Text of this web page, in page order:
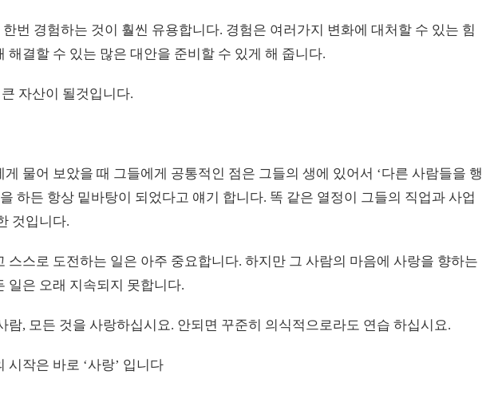
번 경험하는 것이 훨씬 유용합니다. 경험은 여러가지 변화에 대처할 수 있는 힘
해결할 수 있는 많은 대안을 준비할 수 있게 해 줍니다.
자산이 될것입니다.
물어 보았을 때 그들에게 공통적인 점은 그들의 생에 있어서 ‘다른 사람들을 행
하든 항상 밑바탕이 되었다고 얘기 합니다. 똑 같은 열정이 그들의 직업과 사업
것입니다.
스스로 도전하는 일은 아주 중요합니다. 하지만 그 사람의 마음에 사랑을 향하는
일은 오래 지속되지 못합니다.
람, 모든 것을 사랑하십시요. 안되면 꾸준히 의식적으로라도 연습 하십시요.
시작은 바로 ‘사랑’ 입니다